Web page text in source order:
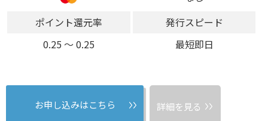
ポイント還元率
0.25 〜 0.25
発行スピード
最短即日
お申し込みはこちら 詳細を見る